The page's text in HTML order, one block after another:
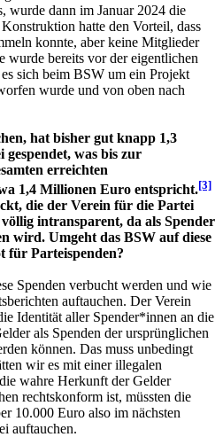
wurde dann im Januar 2024 die
hatte den Vorteil, dass
konnte, aber keine Mitglieder
wurde bereits vor der eigentlichen
sich beim BSW um ein Projekt
wurde und von oben nach
hat bisher gut knapp 1,3
was bis zur
erreichten
1,4 Millionen Euro entspricht.[3]
die der Verein für die Partei
intransparent, da als Spender
wird. Umgeht das BSW auf diese
für Parteispenden?
Spenden verbucht werden und wie
auftauchen. Der Verein
Identität aller Spender*innen an die
als Spenden der ursprünglichen
können. Das muss unbedingt
wir es mit einer illegalen
wahre Herkunft der Gelder
rechtskonform ist, müssten die
10.000 Euro also im nächsten
auftauchen.